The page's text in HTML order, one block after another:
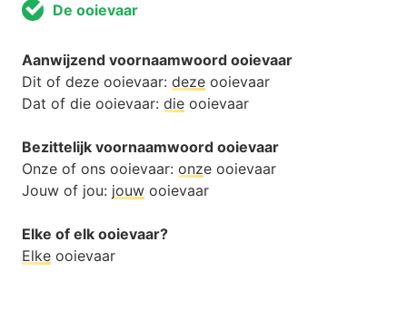
De ooievaar
Aanwijzend voornaamwoord ooievaar
Dit of deze ooievaar: deze ooievaar
Dat of die ooievaar: die ooievaar
Bezittelijk voornaamwoord ooievaar
Onze of ons ooievaar: onze ooievaar
Jouw of jou: jouw ooievaar
Elke of elk ooievaar?
Elke ooievaar